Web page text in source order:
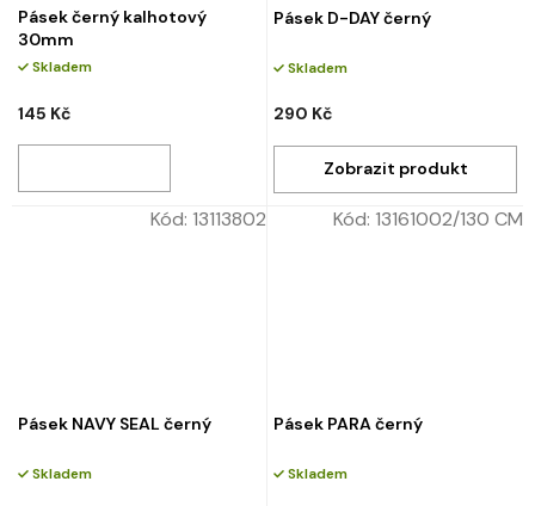
Pásek černý kalhotový
30mm
Skladem
145 Kč
Pásek D-DAY černý
Skladem
290 Kč
Pásek NAVY SEAL černý
Skladem
Kód: 13113802
Pásek PARA černý
Skladem
Kód: 13161002/130 CM